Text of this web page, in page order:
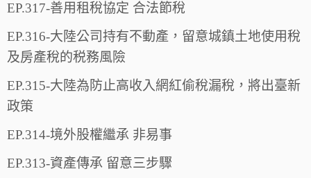
EP.317-善用租稅協定 合法節稅
EP.316-大陸公司持有不動產，留意城鎮土地使用稅
及房產稅的税務風險
EP.315-大陸為防止高收入網紅偷稅漏稅，將出臺新
政策
EP.314-境外股權繼承 非易事
EP.313-資產傳承 留意三步驟